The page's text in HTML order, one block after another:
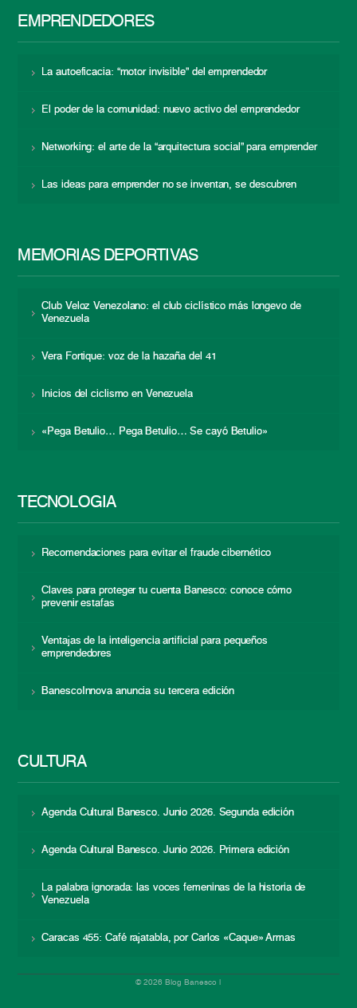
EMPRENDEDORES
La autoeficacia: “motor invisible” del emprendedor
El poder de la comunidad: nuevo activo del emprendedor
Networking: el arte de la “arquitectura social” para emprender
Las ideas para emprender no se inventan, se descubren
MEMORIAS DEPORTIVAS
Club Veloz Venezolano: el club ciclístico más longevo de
Venezuela
Vera Fortique: voz de la hazaña del 41
Inicios del ciclismo en Venezuela
«Pega Betulio… Pega Betulio… Se cayó Betulio»
TECNOLOGÍA
Recomendaciones para evitar el fraude cibernético
Claves para proteger tu cuenta Banesco: conoce cómo
prevenir estafas
Ventajas de la inteligencia artificial para pequeños
emprendedores
BanescoInnova anuncia su tercera edición
CULTURA
Agenda Cultural Banesco. Junio 2026. Segunda edición
Agenda Cultural Banesco. Junio 2026. Primera edición
La palabra ignorada: las voces femeninas de la historia de
Venezuela
Caracas 455: Café rajatabla, por Carlos «Caque» Armas
© 2026 Blog Banesco |